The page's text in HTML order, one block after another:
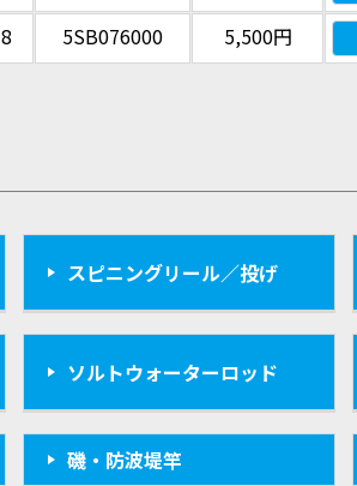
5SB076000 5,500円
スピニングリール／投げ
ソルトウォーターロッド
磯・防波堤竿